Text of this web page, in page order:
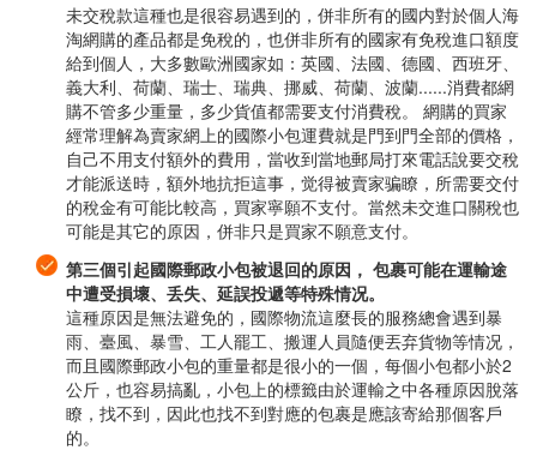
未交稅款這種也是很容易遇到的，併非所有的國内對於個人海
淘網購的產品都是免稅的，也併非所有的國家有免稅進口額度
給到個人，大多數歐洲國家如：英國、法國、德國、西班牙、
義大利、荷蘭、瑞士、瑞典、挪威、荷蘭、波蘭......消費都網
購不管多少重量，多少貨值都需要支付消費稅。 網購的買家
經常理解為賣家網上的國際小包運費就是門到門全部的價格，
自己不用支付額外的費用，當收到當地郵局打來電話說要交稅
才能派送時，額外地抗拒這事，觉得被賣家骗瞭，所需要交付
的稅金有可能比較高，買家寧願不支付。當然未交進口關稅也
可能是其它的原因，併非只是買家不願意支付。
第三個引起國際郵政小包被退回的原因， 包裹可能在運輸途
中遭受損壞、丢失、延誤投遞等特殊情况。
這種原因是無法避免的，國際物流這麼長的服務總會遇到暴
雨、臺風、暴雪、工人罷工、搬運人員隨便丟弃貨物等情况，
而且國際郵政小包的重量都是很小的一個，每個小包都小於2
公斤，也容易搞亂，小包上的標籤由於運輸之中各種原因脫落
瞭，找不到，因此也找不到對應的包裹是應該寄給那個客戶
的。